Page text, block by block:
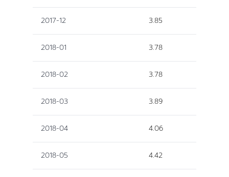
2017-12 3.85
2018-01 3.78
2018-02 3.78
2018-03 3.89
2018-04 4.06
2018-05 4.42